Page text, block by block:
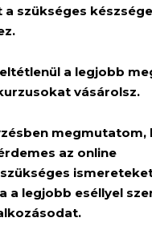
a szükséges
a legjobb
vásárolsz.
megmutatom,
az online
a legjobb eséllyel